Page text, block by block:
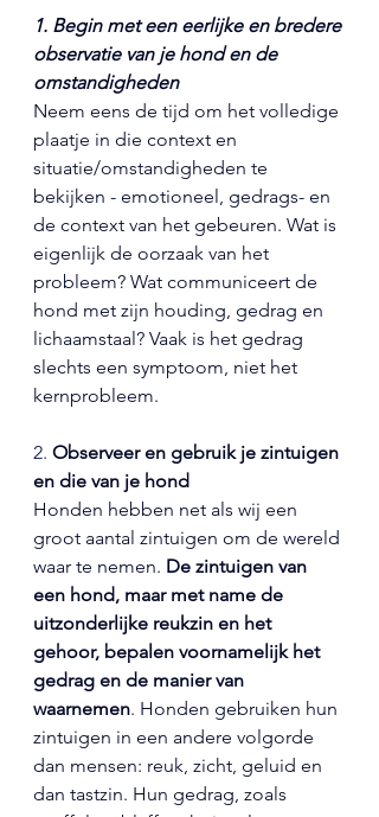
1. Begin met een eerlijke en bredere
observatie van je hond en de
omstandigheden
Neem eens de tijd om het volledige
plaatje in die context en
situatie/omstandigheden te
bekijken - emotioneel, gedrags- en
de context van het gebeuren. Wat is
eigenlijk de oorzaak van het
probleem? Wat communiceert de
hond met zijn houding, gedrag en
lichaamstaal? Vaak is het gedrag
slechts een symptoom, niet het
kernprobleem.
2. Observeer en gebruik je zintuigen
en die van je hond
Honden hebben net als wij een
groot aantal zintuigen om de wereld
waar te nemen. De zintuigen van
een hond, maar met name de
uitzonderlijke reukzin en het
gehoor, bepalen voornamelijk het
gedrag en de manier van
waarnemen. Honden gebruiken hun
zintuigen in een andere volgorde
dan mensen: reuk, zicht, geluid en
dan tastzin. Hun gedrag, zoals